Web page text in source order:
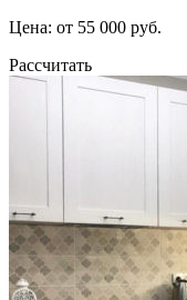
Цена: от 55 000 руб.
Рассчитать